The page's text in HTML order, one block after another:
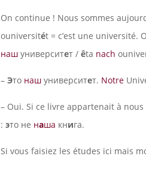
On continue ! Nous sommes
ouniversitét = c’est une université.
наш университет / êta nach
– Это наш университет. Notre
– Oui. Si ce livre appartenait à
: это не наша книга.
Si vous faisiez les études ici mais